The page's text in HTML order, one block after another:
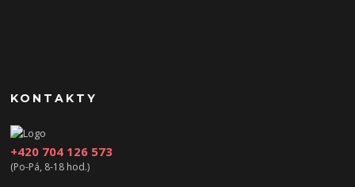
KONTAKTY
+420 704 126 573
(Po-Pá, 8-18 hod.)